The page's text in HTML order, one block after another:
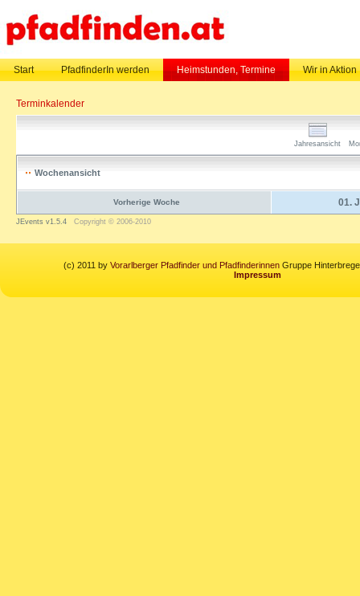
Start PfadfinderIn werden Heimstunden, Termine Wir in Aktion
Terminkalender
Jahresansicht
Wochenansicht
Vorherige Woche 01.
JEvents v1.5.4 Copyright © 2006-2010
(c) 2011 by Vorarlberger Pfadfinder und PfadfinderinnenGruppe
Impressum